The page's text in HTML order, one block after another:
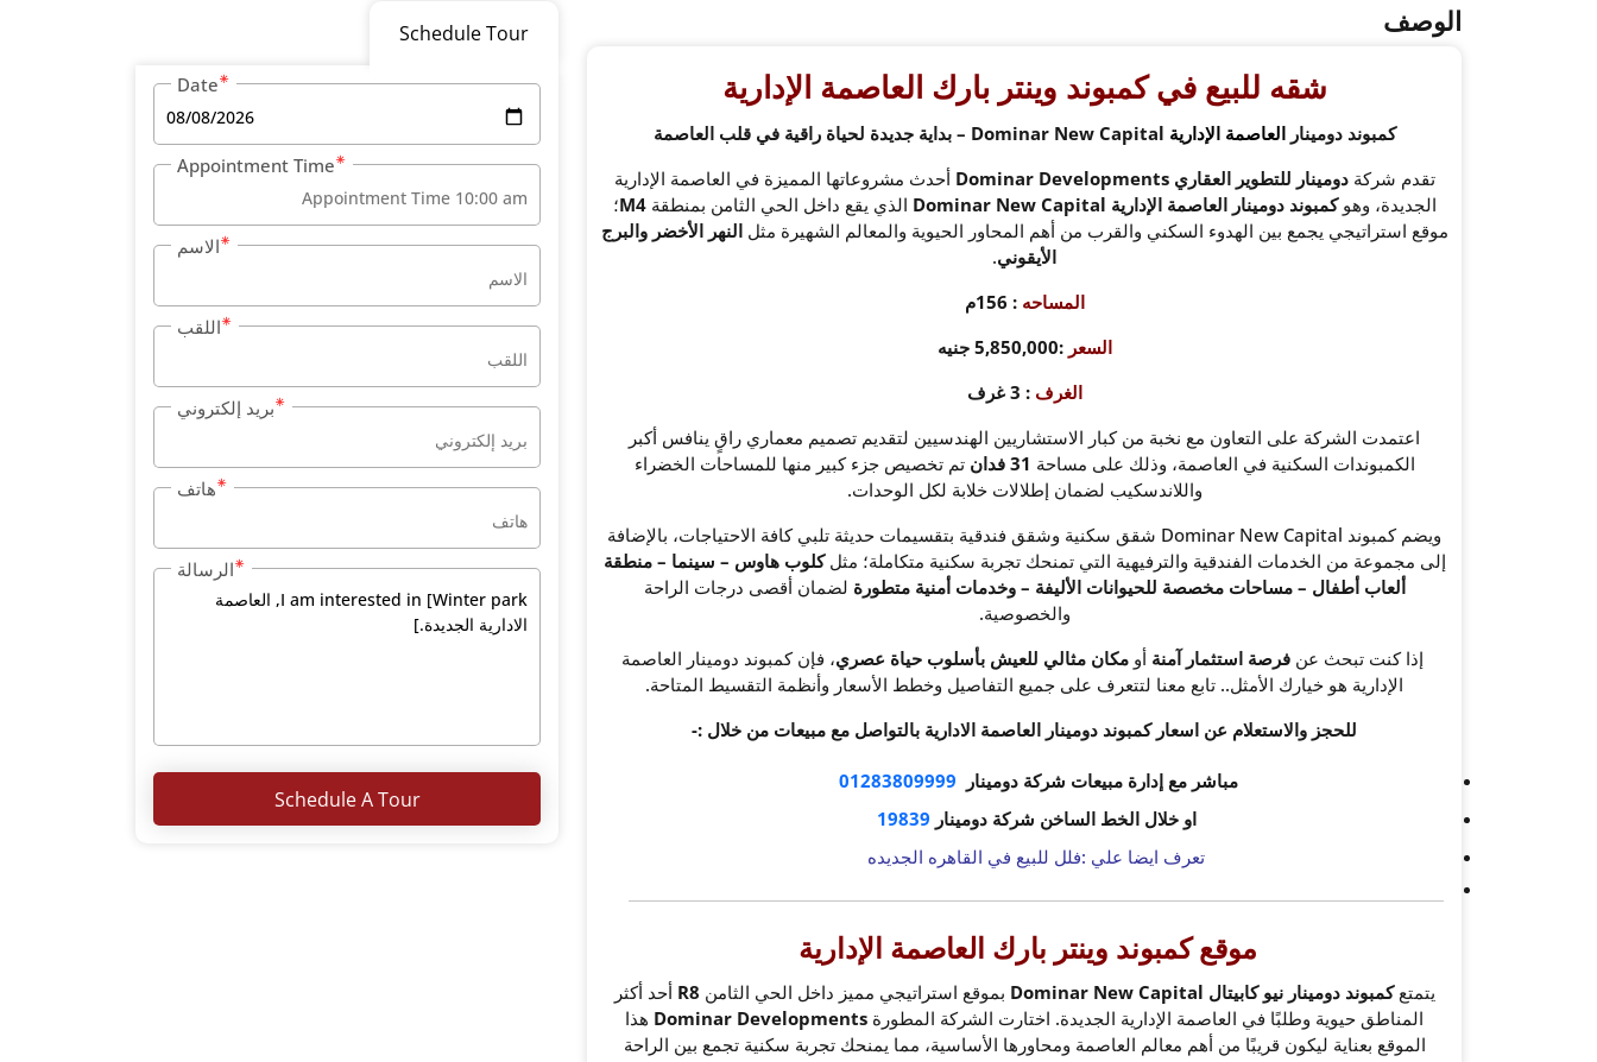
الوصف
شقه للبيع في كمبوند وينتر بارك العاصمة الإدارية
كمبوند دومينارالعاصمة الإدارية
تقدم شركةدومينار للتطوير العقاري Dominar Developments
أحدث مشروعاتها المميزة في العاصمة الإدارية
الجديدة، وهوكمبوند دومينار العاصمة الإدارية Dominar New Capital الذي يقع داخل الحي الثامن بمنطقةM4؛
موقع استراتيجي يجمع بين الهدوء السكني والقرب من أهم المحاور الحيوية والمعالم الشهيرة مثلالنهر الأخضر والبرج
الأيقوني.
المساحه : 156م
السعر:5,850,000 جنيه
الغرف : 3 غرف
اعتمدت الشركة على التعاون مع نخبة من كبار الاستشاريين الهندسيين لتقديم تصميم معماري راقٍ ينافس أكبر
الكمبوندات السكنية في العاصمة، وذلك على مساحة 31 فدان
تم تخصيص جزء كبير منها للمساحات الخضراء
واللاندسكيب لضمان إطلالات خلابة لكل الوحدات.
ويضم كمبوند Dominar New Capital شقق سكنية وشقق فندقية بتقسيمات حديثة تلبي كافة الاحتياجات، بالإضافة
إلى مجموعة من الخدمات الفندقية والترفيهية التي تمنحك تجربة سكنية متكاملة؛ مثلكلوب هاوس – سينما – منطقة
ألعاب أطفال – مساحات مخصصة للحيوانات الأليفة – وخدمات أمنية متطورة لضمان أقصى درجات الراحة
والخصوصية.
إذا كنت تبحث عنفرصة استثمار آمنة أومكان مثالي للعيش بأسلوب حياة عصري، فإن كمبوند دومينار العاصمة
الإدارية هو خيارك الأمثل.. تابع معنا لتتعرف على جميع التفاصيل وخطط الأسعار وأنظمة التقسيط المتاحة.
للحجز والاستعلام عن اسعار كمبوند دومينار العاصمة الادارية بالتواصل مع مبيعات من خلال :-
مباشر مع إدارة مبيعات شركة دومينار 01283809999
او خلال الخط الساخن شركة دومينار 19839
تعرف ايضا علي :فلل للبيع في القاهره الجديده
موقع كمبوند وينتر بارك العاصمة الإدارية
يتمتعكمبوند دومينار نيو كابيتال Dominar New Capital بموقع استراتيجي مميز داخل الحي الثامن R8 أحد أكثر
المناطق حيوية وطلبًا في العاصمة الإدارية الجديدة. اختارت الشركة المطورة Dominar Developments هذا
الموقع بعناية ليكون قريبًا من أهم معالم العاصمة ومحاورها الأساسية، مما يمنحك تجربة سكنية تجمع بين الراحة
Schedule Tour
Date
Appointment Time
الاسم
اللقب
بريد إلكتروني
هاتف
الرسالة
Schedule A Tour